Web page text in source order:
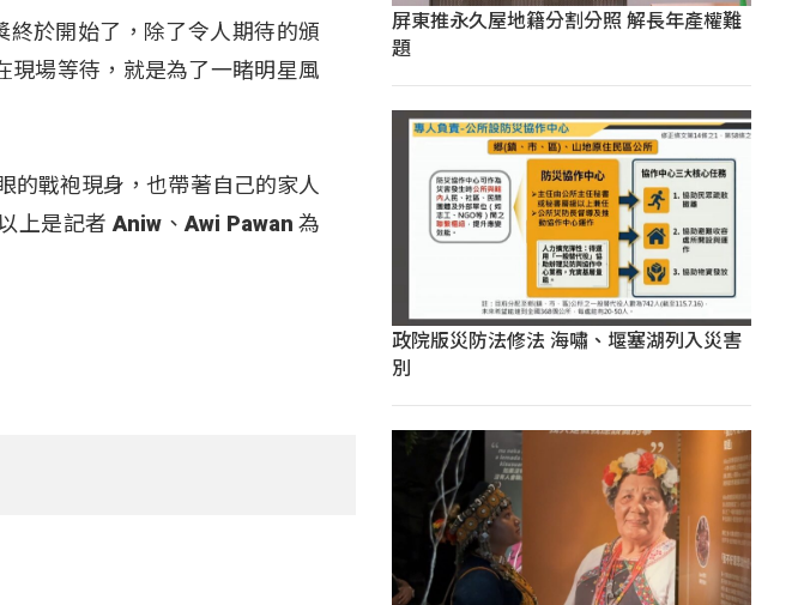
於開始了，除了令人期待的頒
現場等待，就是為了一睹明星風
的戰袍現身，也帶著自己的家人
上是記者 Aniw、Awi Pawan 為
屏東推永久屋地籍分割分照 解長年產權難
題
政院版災防法修法 海嘯、堰塞湖列入災害
別